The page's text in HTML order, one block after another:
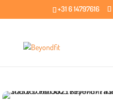
+31 6 14797616